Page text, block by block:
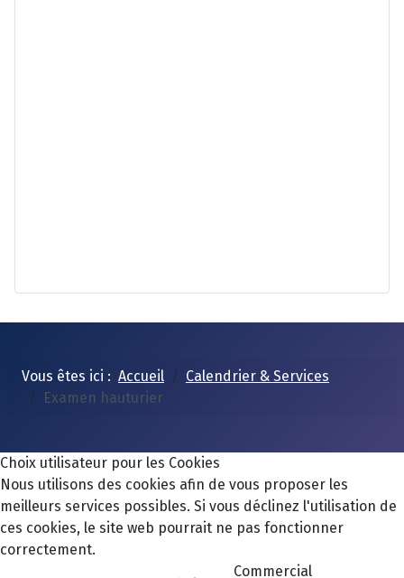
Vous êtes ici : Accueil
Calendrier & Services
Examen hauturier
Choix utilisateur pour les Cookies
Nous utilisons des cookies afin de vous proposer les
meilleurs services possibles. Si vous déclinez l'utilisation de
ces cookies, le site web pourrait ne pas fonctionner
correctement.
Commercial